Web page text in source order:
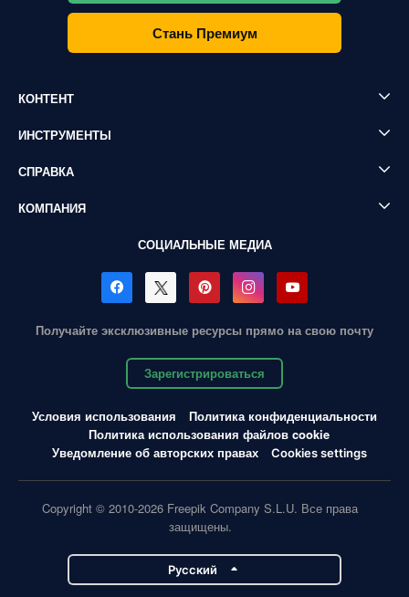
Стань Премиум
КОНТЕНТ
ИНСТРУМЕНТЫ
СПРАВКА
КОМПАНИЯ
СОЦИАЛЬНЫЕ МЕДИА
Получайте эксклюзивные ресурсы прямо на свою почту
Зарегистрироваться
Условия использования
Политика конфиденциальности
Политика использования файлов cookie
Уведомление об авторских правах
Cookies settings
Copyright © 2010-2026 Freepik Company S.L.U. Все права
защищены.
Pусский